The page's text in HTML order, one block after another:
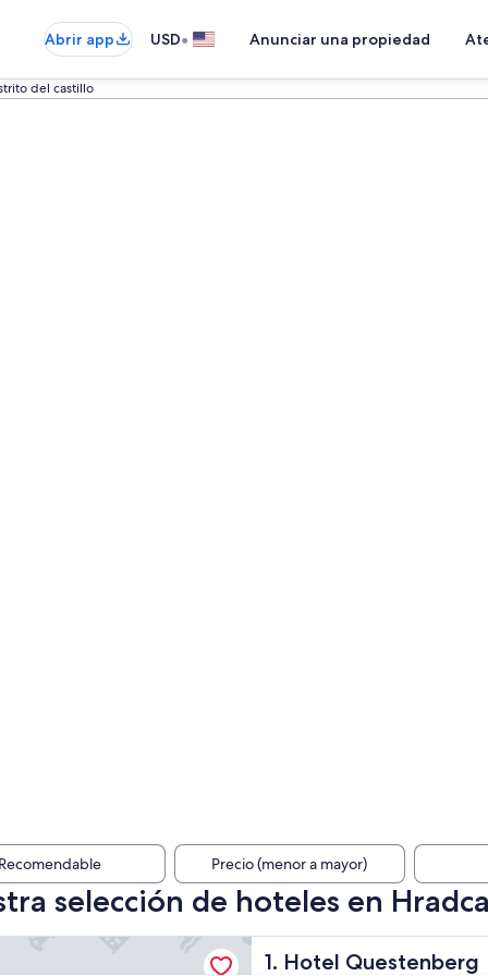
Abrir app USD• Anunciar una propiedad
del castillo
Recomendable Precio (menor a mayor)
selección de hoteles en
1. Hotel Questenberg
Hotel Questenberg